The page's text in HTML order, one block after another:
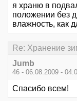
я храню в
положении без
влажность, как
Re: Хранение
Jumb
46 - 06.08.2009 -
Спасибо всем!